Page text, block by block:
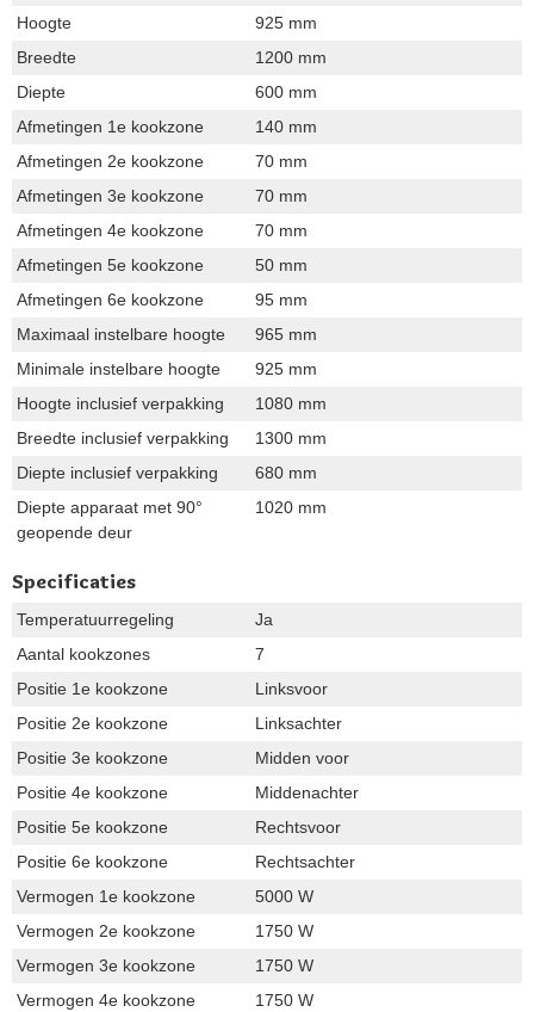
Hoogte
925 mm
Breedte
1200 mm
Diepte
600 mm
Afmetingen 1e kookzone
140 mm
Afmetingen 2e kookzone
70 mm
Afmetingen 3e kookzone
70 mm
Afmetingen 4e kookzone
70 mm
Afmetingen 5e kookzone
50 mm
Afmetingen 6e kookzone
95 mm
Maximaal instelbare hoogte
965 mm
Minimale instelbare hoogte
925 mm
Hoogte inclusief verpakking
1080 mm
Breedte inclusief verpakking
1300 mm
Diepte inclusief verpakking
680 mm
Diepte apparaat met 90°
geopende deur
1020 mm
Specificaties
Temperatuurregeling
Ja
Aantal kookzones
7
Positie 1e kookzone
Linksvoor
Positie 2e kookzone
Linksachter
Positie 3e kookzone
Midden voor
Positie 4e kookzone
Middenachter
Positie 5e kookzone
Rechtsvoor
Positie 6e kookzone
Rechtsachter
Vermogen 1e kookzone
5000 W
Vermogen 2e kookzone
1750 W
Vermogen 3e kookzone
1750 W
Vermogen 4e kookzone
1750 W